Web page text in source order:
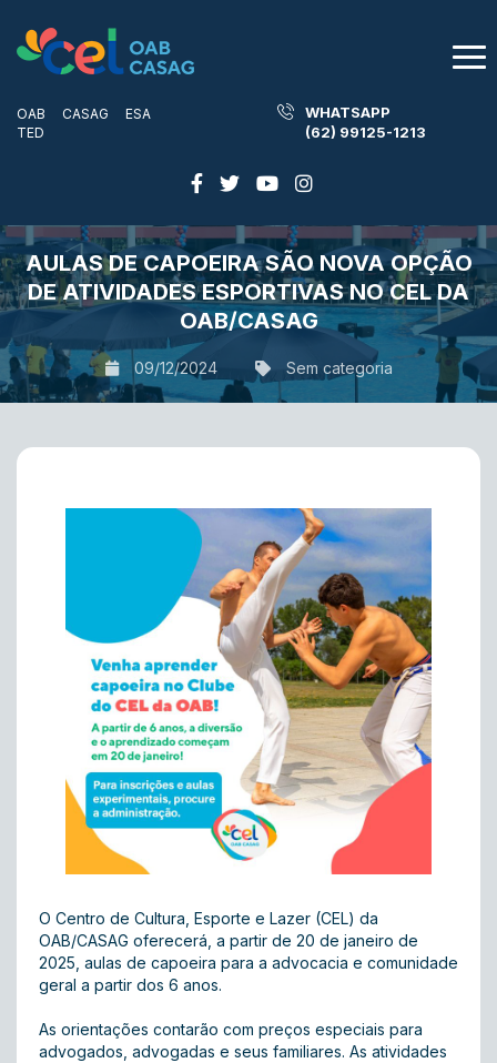
OAB CASAG
ESA
TED
WHATSAPP
(62) 99125-1213
AULAS DE CAPOEIRA SÃO NOVA OPÇÃO
DE ATIVIDADES ESPORTIVAS NO CEL DA
OAB/CASAG
09/12/2024 Sem categoria
O Centro de Cultura, Esporte e Lazer (CEL) da
OAB/CASAG oferecerá, a partir de 20 de janeiro de
2025, aulas de capoeira para a advocacia e comunidade
geral a partir dos 6 anos.
As orientações contarão com preços especiais para
advogados, advogadas e seus familiares. As atividades